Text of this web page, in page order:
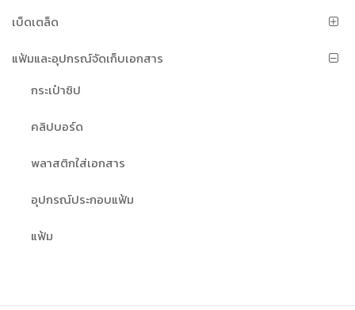
เบ็ดเตล็ด
แฟ้มและอุปกรณ์จัดเก็บเอกสาร
กระเป๋าซิป
คลิปบอร์ด
พลาสติกใส่เอกสาร
อุปกรณ์ประกอบแฟ้ม
แฟ้ม